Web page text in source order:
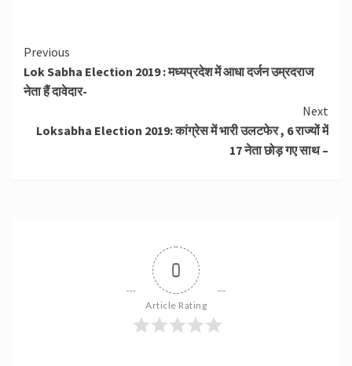
Continue
Reading
Previous
Lok Sabha Election 2019 : मध्यप्रदेश में आधा दर्जन उम्रदराज
नेता हैं दावेदार-
Next
Loksabha Election 2019: कांग्रेस में भारी उलटफेर , 6 राज्यों में
17 नेता छोड़ गए साथ –
0
Article Rating